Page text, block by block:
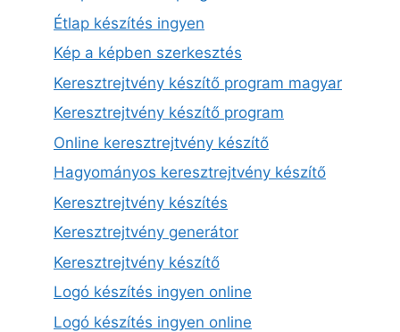
Étlap készítés ingyen
Kép a képben szerkesztés
Keresztrejtvény készítő program magyar
Keresztrejtvény készítő program
Online keresztrejtvény készítő
Hagyományos keresztrejtvény készítő
Keresztrejtvény készítés
Keresztrejtvény generátor
Keresztrejtvény készítő
Logó készítés ingyen online
Logó készítés ingyen online